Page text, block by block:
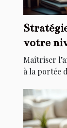
votre
Maîtriser
à la portée